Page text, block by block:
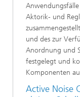
Aktorik- und
und des zur
Anordnung und
festgelegt und
Komponenten
Active Noise